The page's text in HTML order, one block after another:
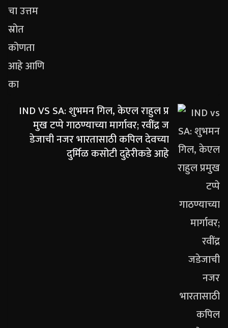
IND VS SA: शुभमन गिल, केएल राहुल प्र
मुख टप्पे गाठण्याच्या मार्गावर; रवींद्र ज
डेजाची नजर भारतासाठी कपिल देवच्या
दुर्मिळ कसोटी दुहेरीकडे आहे